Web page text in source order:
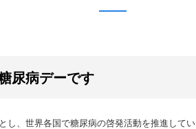
尿病デーです
、 世界各国で糖尿病の啓発活動を推進してい